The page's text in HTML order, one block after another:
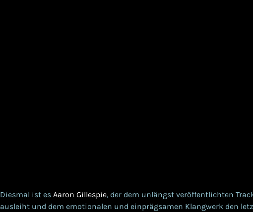
Diesmal ist es Aaron Gillespie, der dem unlängst veröffentlichten
ausleiht und dem emotionalen und einprägsamen Klangwerk den